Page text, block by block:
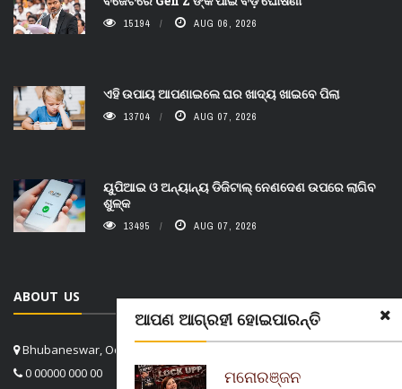
ଆପଣ ଆଗ୍ରହୀ ହୋଇପାରନ୍ତି
ମନୋରଞ୍ଜନ
15194 AUG 06, 2026
ଏହି ଉପାୟ ଆପଣାଇଲେ ଘର ଖାଦ୍ୟ ଖାଇବେ ପିଲା
13704 AUG 07, 2026
ୟୁପିଆଇ ଓ ଅନ୍ୟାନ୍ୟ ଡିଜିଟାଲ୍ ନେଣଦେଣ ଉପରେ ଲାଗିବ
ଶୁଳ୍କ
13495 AUG 07, 2026
ABOUT US
Bhubaneswar, Odisha, India
0 00000 000 00